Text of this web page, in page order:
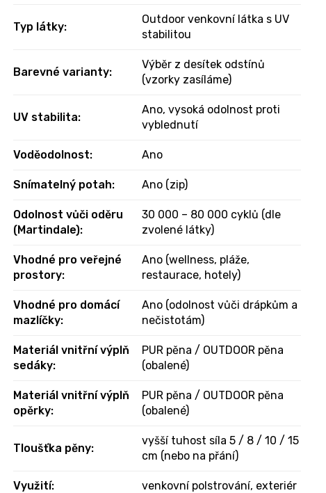
Typ látky:
Outdoor venkovní látka s UV
stabilitou
Barevné varianty:
Výběr z desítek odstínů
(vzorky zasíláme)
UV stabilita:
Ano, vysoká odolnost proti
vyblednutí
Voděodolnost: Ano
Snímatelný potah: Ano (zip)
Odolnost vůči oděru
(Martindale):
30 000 – 80 000 cyklů (dle
zvolené látky)
Vhodné pro veřejné
prostory:
Ano (wellness, pláže,
restaurace, hotely)
Vhodné pro domácí
mazlíčky:
Ano (odolnost vůči drápkům a
nečistotám)
Materiál vnitřní výplň
sedáky:
PUR pěna / OUTDOOR pěna
(obalené)
Materiál vnitřní výplň
opěrky:
PUR pěna / OUTDOOR pěna
(obalené)
Tloušťka pěny:
vyšší tuhost síla 5 / 8 / 10 / 15
cm (nebo na přání)
Využití: venkovní polstrování, exteriér